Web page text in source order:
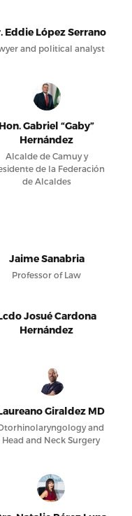
Eddie López Serrano
and political analyst
Hon. Gabriel “Gaby”
Hernández
Alcalde de Camuy y
de la Federación
de Alcaldes
Jaime Sanabria
Professor of Law
Josué Cardona
Hernández
Giraldez MD
and
Head and Neck Surgery